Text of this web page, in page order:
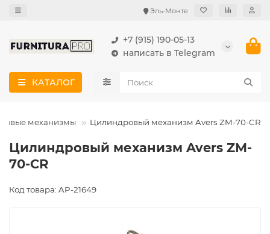
Эль-Монте
+7 (915) 190-05-13
написать в Telegram
КАТАЛОГ
механизмы Цилиндровый механизм Avers ZM-70-CR
Цилиндровый механизм Avers ZM-
70-CR
Код товара: AP-21649